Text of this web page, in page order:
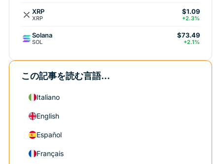
XRP
XRP
$1.09
+2.3%
Solana
SOL
$73.49
+2.1%
この記事を読む言語...
Italiano
English
Español
Français